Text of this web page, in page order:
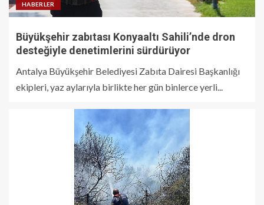
HABERLER
Büyükşehir zabıtası Konyaaltı Sahili’nde dron
desteğiyle denetimlerini sürdürüyor
Antalya Büyükşehir Belediyesi Zabıta Dairesi Başkanlığı
ekipleri, yaz aylarıyla birlikte her gün binlerce yerli...